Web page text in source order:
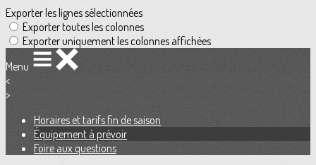
Exporter les lignes sélectionnées
Exporter toutes les colonnes
Exporter uniquement les colonnes affichées
Menu
<
>
Horaires et tarifs fin de saison
Équipement à prévoir
Foire aux questions